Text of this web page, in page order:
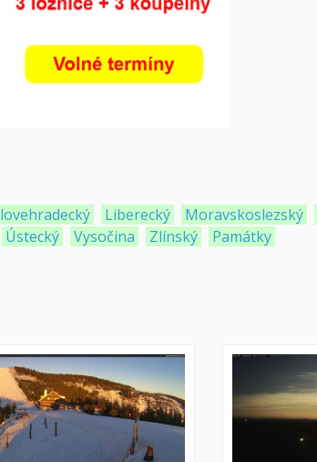
Liberecký Moravskoslezský
Ústecký Vysočina Zlínský Památky